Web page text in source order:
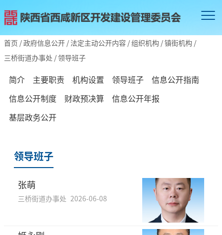
首页 /政府信息公开 / 法定主动公开内容 /组织机构 /镇街机构 /
三桥街道办事处 /领导班子
简介 主要职责 机构设置 领导班子
信息公开指南
信息公开制度
财政预决算
信息公开年报
基层政务公开
领导班子
张萌
三桥街道办事处 2026-06-08